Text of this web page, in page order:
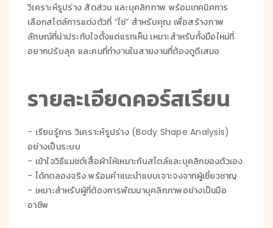
วิเคราะห์รูปร่าง สัดส่วน และบุคลิกภาพ พร้อมเทคนิคการ
เลือกสไตล์การแต่งตัวที่ “ใช่” สำหรับคุณ เพื่อสร้างภาพ
ลักษณ์ที่น่าประทับใจตั้งแต่แรกเห็น เหมาะสำหรับทั้งมือใหม่ที่
อยากปรับลุค และคนที่ทำงานในสายงานที่ต้องดูดีเสมอ
รายละเอียดคอร์สเรียน
- เรียนรู้การ วิเคราะห์รูปร่าง (Body Shape Analysis)
อย่างเป็นระบบ
- เข้าใจวิธีแมชต์เสื้อผ้าให้เหมาะกับสไตล์และบุคลิกของตัวเอง
- ได้ทดลองจริง พร้อมคำแนะนำแบบเจาะจงจากผู้เชี่ยวชาญ
- เหมาะสำหรับผู้ที่ต้องการพัฒนาบุคลิกภาพอย่างเป็นมือ
อาชีพ